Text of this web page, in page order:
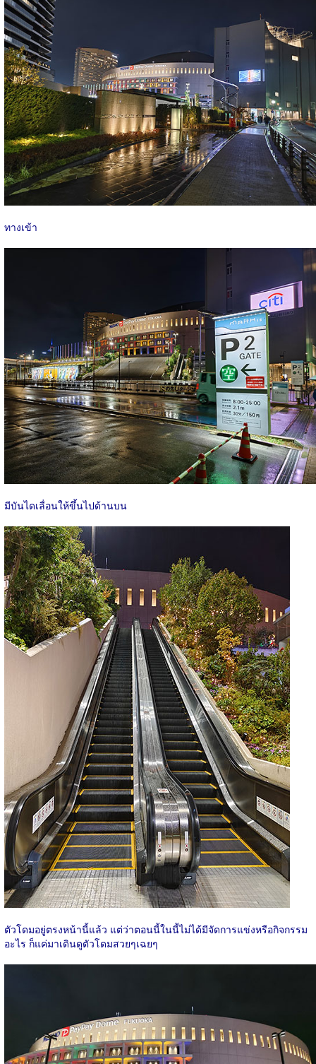
ทางเข้า
มีบันไดเลื่อนให้ขึ้นไปด้านบน
ตัวโดมอยู่ตรงหน้านี้แล้ว แต่ว่าตอนนี้ในนี้ไม่ได้มีจัดการแข่งหรือกิจกรรม
อะไร ก็แค่มาเดินดูตัวโดมสวยๆเฉยๆ